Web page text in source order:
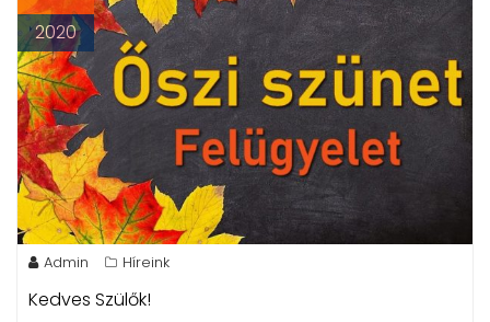
2020
Admin Híreink
Kedves Szülők!